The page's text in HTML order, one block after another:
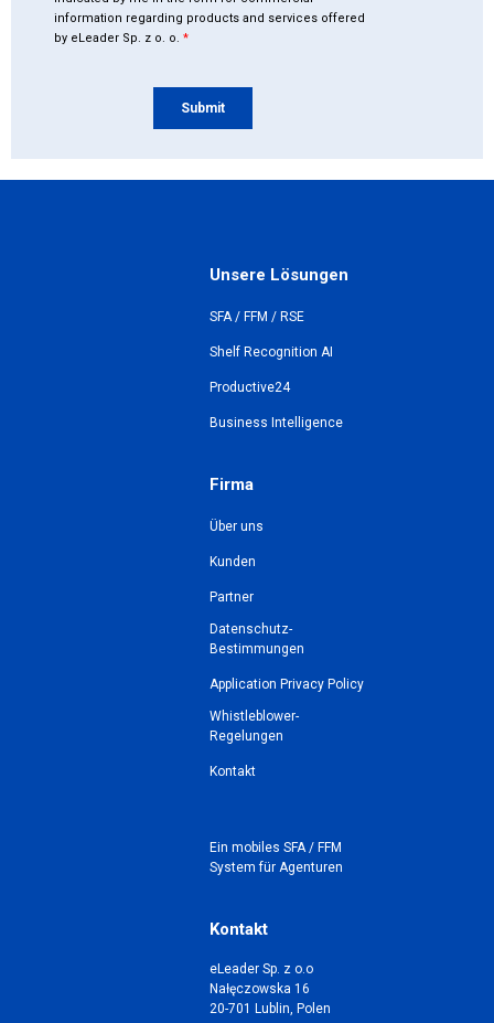
Unsere Lösungen
SFA / FFM / RSE
Shelf Recognition AI
Productive24
Business Intelligence
Firma
Über uns
Kunden
Partner
Datenschutz-
Bestimmungen
Application Privacy Policy
Whistleblower-
Regelungen
Kontakt
Ein mobiles SFA / FFM
System für Agenturen
Kontakt
eLeader Sp. z o.o
Nałęczowska 16
20-701 Lublin, Polen